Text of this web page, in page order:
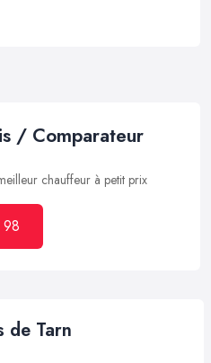
/ Comparateur
chauffeur à petit prix
de Tarn